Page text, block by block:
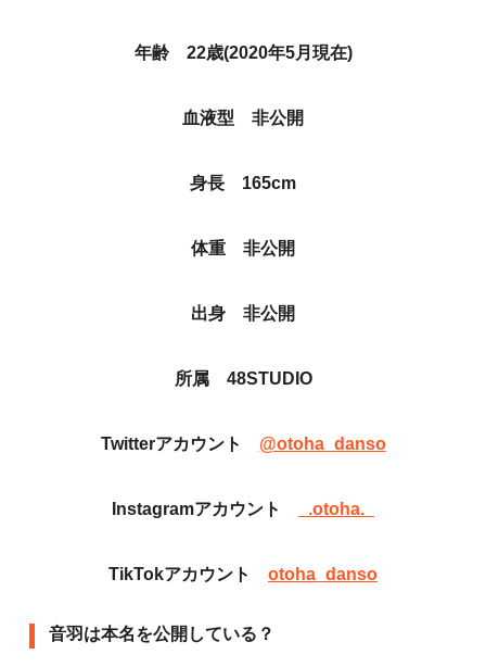
年齢 22歳(2020年5月現在)
血液型 非公開
身長 165cm
体重 非公開
出身 非公開
所属 48STUDIO
Twitterアカウント @otoha_danso
Instagramアカウント _.otoha._
TikTokアカウント otoha_danso
音羽は本名を公開している？